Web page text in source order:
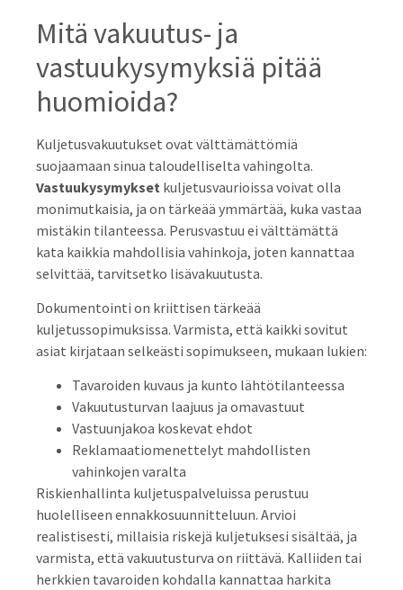
Mitä vakuutus- ja
vastuukysymyksiä pitää
huomioida?
Kuljetusvakuutukset ovat välttämättömiä
suojaamaan sinua taloudelliselta vahingolta.
Vastuukysymykset kuljetusvaurioissa voivat olla
monimutkaisia, ja on tärkeää ymmärtää, kuka vastaa
mistäkin tilanteessa. Perusvastuu ei välttämättä
kata kaikkia mahdollisia vahinkoja, joten kannattaa
selvittää, tarvitsetko lisävakuutusta.
Dokumentointi on kriittisen tärkeää
kuljetussopimuksissa. Varmista, että kaikki sovitut
asiat kirjataan selkeästi sopimukseen, mukaan lukien:
Tavaroiden kuvaus ja kunto lähtötilanteessa
Vakuutusturvan laajuus ja omavastuut
Vastuunjakoa koskevat ehdot
Reklamaatiomenettelyt mahdollisten
vahinkojen varalta
Riskienhallinta kuljetuspalveluissa perustuu
huolelliseen ennakkosuunnitteluun. Arvioi
realistisesti, millaisia riskejä kuljetuksesi sisältää, ja
varmista, että vakuutusturva on riittävä. Kalliiden tai
herkkien tavaroiden kohdalla kannattaa harkita